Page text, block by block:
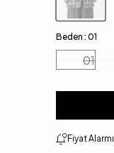
Beden : 01
01
Fiyat Alarmı